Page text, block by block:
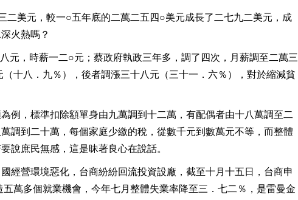
二美元，較一○五年底的二萬二五四○美元成長了二七九二美元，成
火熱嗎？
元，時薪一二○元；蔡政府執政三年多，調了四次，月薪調至二萬三
十八．九％），後者調漲三十八元（三十一．六％），對於縮減貧
例，標準扣除額單身由九萬調到十二萬，有配偶者由十八萬調至二
調到二十萬，每個家庭少繳的稅，從數千元到數萬元不等，而整體
說庶民無感，這是昧著良心在說話。
經營環境惡化，台商紛紛回流投資設廠，截至十月十五日，台商申
萬多個就業機會，今年七月整體失業率降至三．七二％，是雷曼金